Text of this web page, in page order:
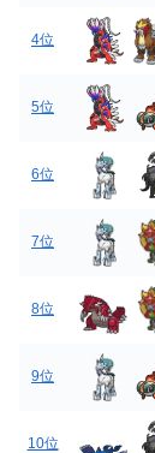
4位
5位
6位
7位
8位
9位
10位